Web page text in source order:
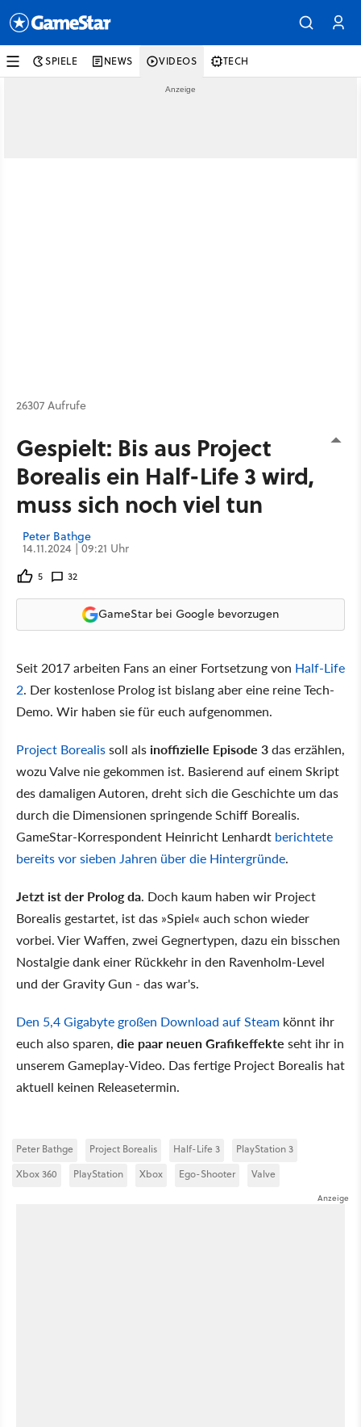
SPIELE NEWS VIDEOS TECH
26307 Aufrufe
Gespielt: Bis aus Project
Borealis ein Half-Life 3 wird,
muss sich noch viel tun
Peter Bathge
14.11.2024 | 09:21 Uhr
5 32
GameStar bei Google bevorzugen
Seit 2017 arbeiten Fans an einer Fortsetzung von Half-Life
2. Der kostenlose Prolog ist bislang aber eine reine Tech-
Demo. Wir haben sie für euch aufgenommen.
Project Borealissoll als inoffizielle Episode 3das erzählen,
wozu Valve nie gekommen ist. Basierend auf einem Skript
des damaligen Autoren, dreht sich die Geschichte um das
durch die Dimensionen springende Schiff Borealis.
GameStar-Korrespondent Heinricht Lenhardt berichtete
bereits vor sieben Jahren über die Hintergründe.
Jetzt ist der Prolog da. Doch kaum haben wir Project
Borealis gestartet, ist das »Spiel« auch schon wieder
vorbei. Vier Waffen, zwei Gegnertypen, dazu ein bisschen
Nostalgie dank einer Rückkehr in den Ravenholm-Level
und der Gravity Gun - das war's.
Den 5,4 Gigabyte großen Download auf Steam könnt ihr
euch also sparen, die paar neuen Grafikeffekte seht ihr in
unserem Gameplay-Video. Das fertige Project Borealis hat
aktuell keinen Releasetermin.
Peter Bathge Project Borealis Half-Life 3
PlayStation 3
Xbox 360
PlayStation Xbox Ego-Shooter Valve